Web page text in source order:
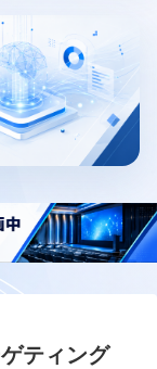
ティング